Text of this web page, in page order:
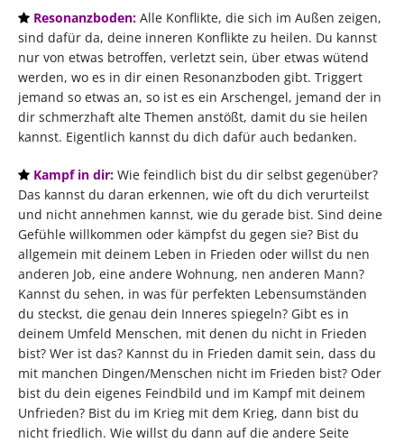
Resonanzboden: Alle Konflikte, die sich im Außen zeigen,
sind dafür da, deine inneren Konflikte zu heilen. Du kannst
nur von etwas betroffen, verletzt sein, über etwas wütend
werden, wo es in dir einen Resonanzboden gibt. Triggert
jemand so etwas an, so ist es ein Arschengel, jemand der in
dir schmerzhaft alte Themen anstößt, damit du sie heilen
kannst. Eigentlich kannst du dich dafür auch bedanken.
Kampf in dir: Wie feindlich bist du dir selbst gegenüber?
Das kannst du daran erkennen, wie oft du dich verurteilst
und nicht annehmen kannst, wie du gerade bist. Sind deine
Gefühle willkommen oder kämpfst du gegen sie? Bist du
allgemein mit deinem Leben in Frieden oder willst du nen
anderen Job, eine andere Wohnung, nen anderen Mann?
Kannst du sehen, in was für perfekten Lebensumständen
du steckst, die genau dein Inneres spiegeln? Gibt es in
deinem Umfeld Menschen, mit denen du nicht in Frieden
bist? Wer ist das? Kannst du in Frieden damit sein, dass du
mit manchen Dingen/Menschen nicht im Frieden bist? Oder
bist du dein eigenes Feindbild und im Kampf mit deinem
Unfrieden? Bist du im Krieg mit dem Krieg, dann bist du
nicht friedlich. Wie willst du dann auf die andere Seite